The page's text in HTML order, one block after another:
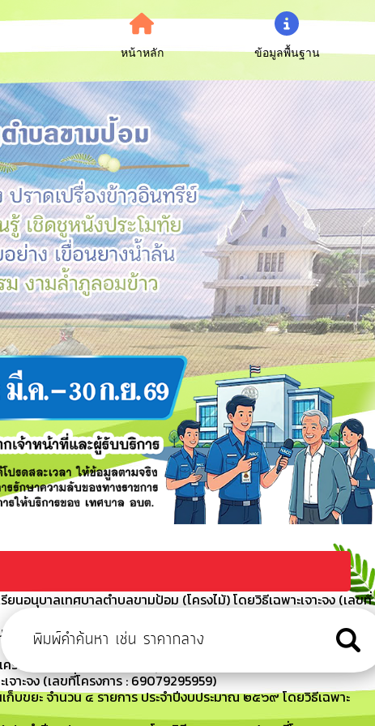
หน้าหลัก ข้อมูลพื้นฐาน
นอนุบาลเทศบาลตำบลขามป้อม (โครงไม้) โดยวิธีเฉพาะเจาะจง (เลขที่
ขามป้อม เรื่อง การจัดซื้อจัดจ้างภาครัฐด้วยอิเล็กทรอนิกส์ (แบบ สขร
องปรับอากาศ (โรงเรียนอนุบาลเทศบาลตำบลขามป้อม) ประจำ
าะจง (เลขที่โครงการ : 69079295959)
ก็บขยะ จำนวน ๔ รายการ ประจำปีงบประมาณ ๒๕๖๙ โดยวิธีเฉพาะ